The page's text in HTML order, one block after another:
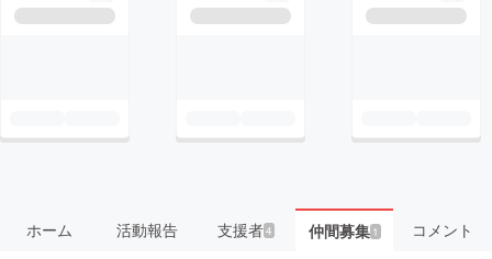
ホーム 活動報告 支援者4 仲間募集 1 コメント